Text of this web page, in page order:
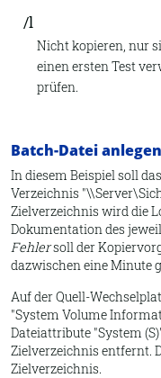
/l
Nicht kopieren, nur
einen ersten Test
prüfen.
Batch-Datei anlegen
In diesem Beispiel soll
Verzeichnis
Zielverzeichnis wird die
Dokumentation des
Fehlersoll der
dazwischen eine Minute
Auf der Quell-
"System Volume
Dateiattribute "System
Zielverzeichnis entfernt.
Zielverzeichnis.